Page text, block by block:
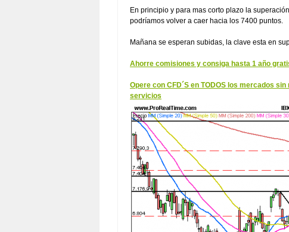
En principio y para mas corto plazo la
podríamos volver a caer hacia los 7400 puntos.
Mañana se esperan subidas, la clave esta en
Ahorre comisiones y consiga hasta 1 año
Opere con CFD´S en TODOS los mercados
servicios